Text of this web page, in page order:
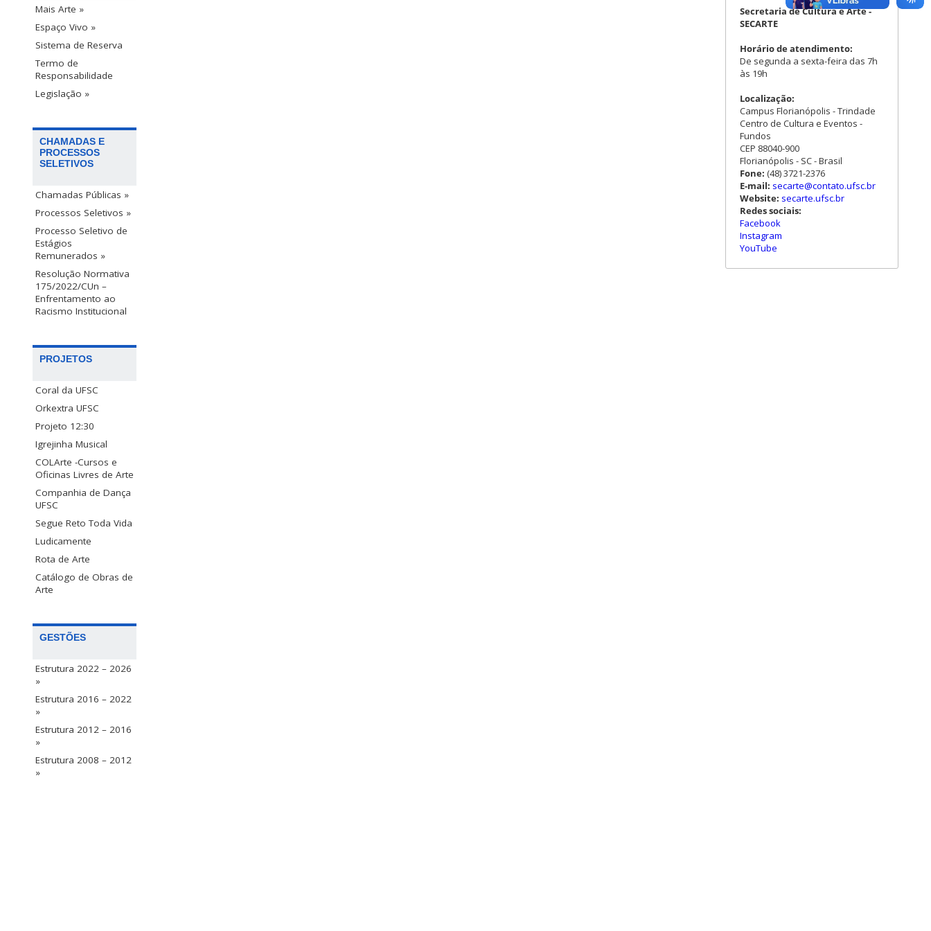
Mais Arte »
Espaço Vivo »
Sistema de Reserva
Termo de
Responsabilidade
Legislação »
CHAMADAS E
PROCESSOS
SELETIVOS
Chamadas Públicas »
Processos Seletivos »
Processo Seletivo de
Estágios
Remunerados »
Resolução Normativa
175/2022/CUn –
Enfrentamento ao
Racismo Institucional
PROJETOS
Coral da UFSC
Orkextra UFSC
Projeto 12:30
Igrejinha Musical
COLArte -Cursos e
Oficinas Livres de Arte
Companhia de Dança
UFSC
Segue Reto Toda Vida
Ludicamente
Rota de Arte
Catálogo de Obras de
Arte
GESTÕES
Estrutura 2022 – 2026
»
Estrutura 2016 – 2022
»
Estrutura 2012 – 2016
»
Estrutura 2008 – 2012
»
Secretaria de Cultura e Arte -
SECARTE
Horário de atendimento:
De segunda a sexta-feira das 7h
às 19h
Localização:
Campus Florianópolis - Trindade
Centro de Cultura e Eventos -
Fundos
CEP 88040-900
Florianópolis - SC - Brasil
Fone: (48) 3721-2376
E-mail: secarte@contato.ufsc.br
Website: secarte.ufsc.br
Redes sociais:
Facebook
Instagram
YouTube